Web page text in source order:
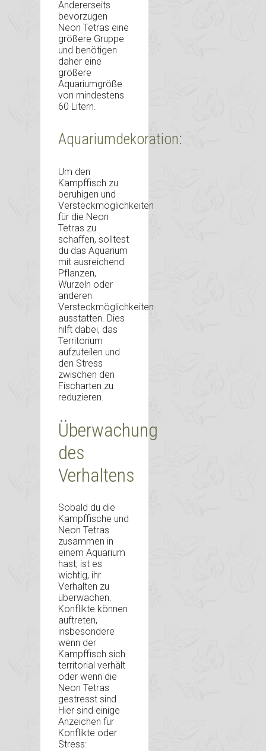
Andererseits
bevorzugen
Neon Tetras eine
größere Gruppe
und benötigen
daher eine
größere
Aquariumgröße
von mindestens
60 Litern.
Aquariumdekoration:
Um den
Kampffisch zu
beruhigen und
Versteckmöglichkeiten
für die Neon
Tetras zu
schaffen, solltest
du das Aquarium
mit ausreichend
Pflanzen,
Wurzeln oder
anderen
Versteckmöglichkeiten
ausstatten. Dies
hilft dabei, das
Territorium
aufzuteilen und
den Stress
zwischen den
Fischarten zu
reduzieren.
Überwachung
des
Verhaltens
Sobald du die
Kampffische und
Neon Tetras
zusammen in
einem Aquarium
hast, ist es
wichtig, ihr
Verhalten zu
überwachen.
Konflikte können
auftreten,
insbesondere
wenn der
Kampffisch sich
territorial verhält
oder wenn die
Neon Tetras
gestresst sind.
Hier sind einige
Anzeichen für
Konflikte oder
Stress: